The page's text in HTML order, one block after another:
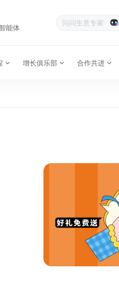
能体
增长俱乐部 合作共进